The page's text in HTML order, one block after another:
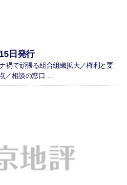
日発行
禍で頑張る組合組織拡大／権利と要
／相談の窓口 …